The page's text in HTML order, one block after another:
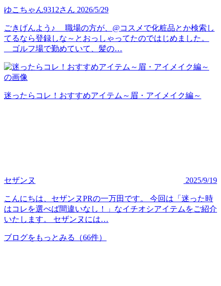
ゆこちゃん9312さん 2026/5/29
ごきげんよう♪ 職場の方が、@コスメで化粧品とか検索し
てるなら登録しな～とおっしゃってたのではじめました。
ゴルフ場で勤めていて、髪の…
迷ったらコレ！おすすめアイテム～眉・アイメイク編～
セザンヌ 2025/9/19
こんにちは、セザンヌPRの一万田です。 今回は「迷った時
はコレを選べば間違いなし！」なイチオシアイテムをご紹介
いたします。 セザンヌには…
ブログをもっとみる （66件）